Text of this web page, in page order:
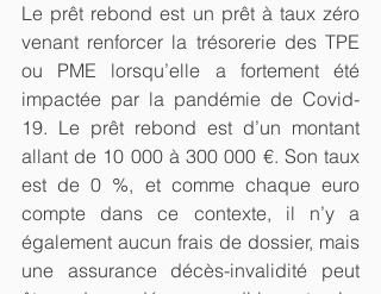
Le prêt rebond est un prêt à taux zéro
venant renforcer la trésorerie des TPE
ou PME lorsqu’elle a fortement été
impactée par la pandémie de Covid-
19. Le prêt rebond est d’un montant
allant de 10 000 à 300 000 €. Son taux
est de 0 %, et comme chaque euro
compte dans ce contexte, il n’y a
également aucun frais de dossier, mais
une assurance décès-invalidité peut